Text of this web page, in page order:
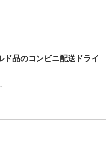
ド品のコンビニ配送ドライ